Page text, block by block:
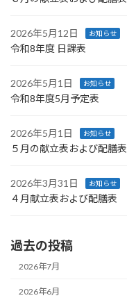
2026年5月12日 お知らせ
令和8年度 日課表
2026年5月1日 お知らせ
令和8年度5月予定表
2026年5月1日 お知らせ
５月の献立表および配膳表
2026年3月31日 お知らせ
４月献立表および配膳表
過去の投稿
2026年7月
2026年6月